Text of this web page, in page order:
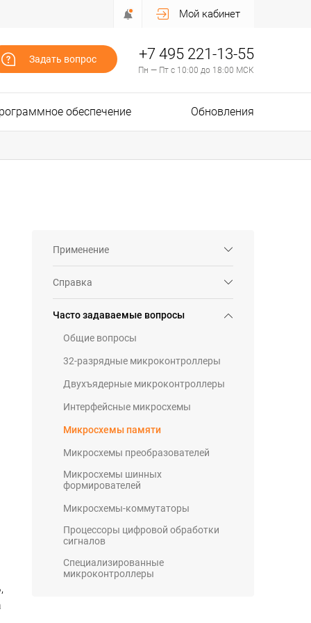
Мой кабинет
Задать вопрос +7 495 221-13-55
Пн — Пт с 10:00 до 18:00 МСК
обеспечение Обновления
Применение
Справка
Часто задаваемые вопросы
Общие вопросы
32-разрядные микроконтроллеры
Двухъядерные микроконтроллеры
Интерфейсные микросхемы
Микросхемы памяти
Микросхемы преобразователей
Микросхемы шинных
формирователей
Микросхемы-коммутаторы
Процессоры цифровой обработки
сигналов
Специализированные
микроконтроллеры